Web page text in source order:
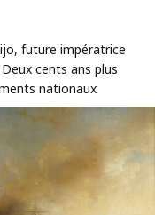
future impératrice
cents ans plus
nationaux